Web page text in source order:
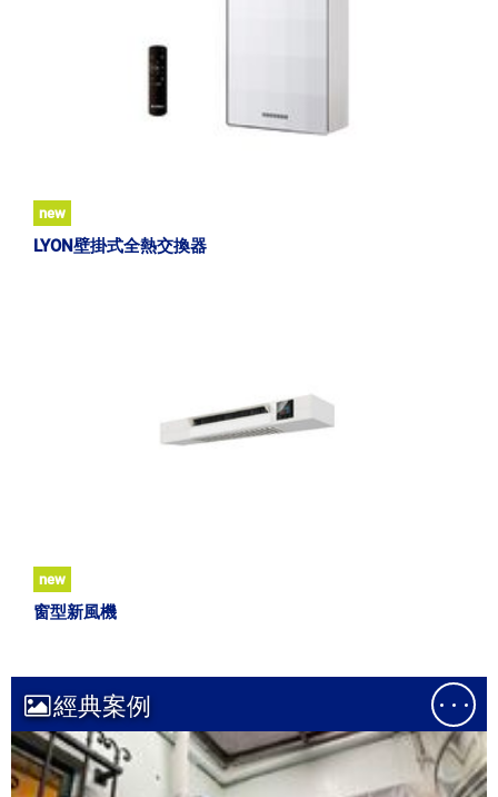
new
LYON壁掛式全熱交換器
new
窗型新風機
經典案例